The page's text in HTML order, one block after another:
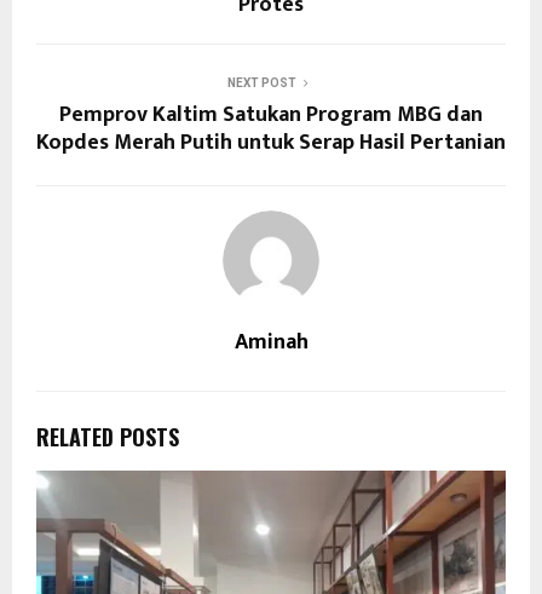
NEXT POST
Pemprov Kaltim Satukan Program MBG dan
Kopdes Merah Putih untuk Serap Hasil Pertanian
Aminah
RELATED POSTS